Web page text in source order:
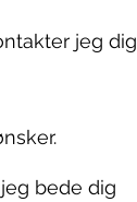
jeg dig
bede dig